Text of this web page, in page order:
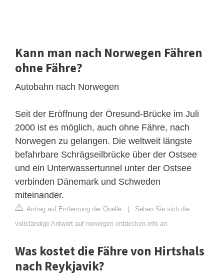
Kann man nach Norwegen Fähren
ohne Fähre?
Autobahn nach Norwegen
Seit der Eröffnung der Öresund-Brücke im Juli
2000 ist es möglich, auch ohne Fähre, nach
Norwegen zu gelangen. Die weltweit längste
befahrbare Schrägseilbrücke über der Ostsee
und ein Unterwassertunnel unter der Ostsee
verbinden Dänemark und Schweden
miteinander.
Antrag auf Entfernung der Quelle | Sehen Sie sich die
vollständige Antwort auf norwegen-entdecken.info an
Was kostet die Fähre von Hirtshals
nach Reykjavik?